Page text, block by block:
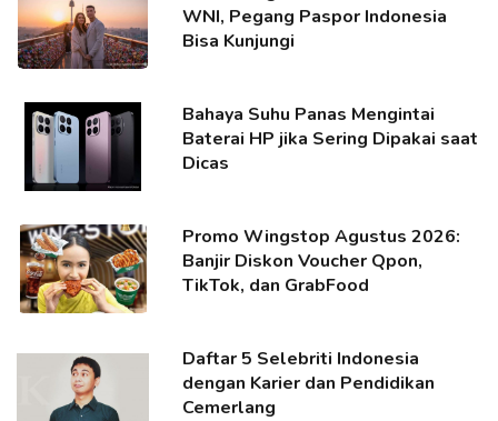
WNI, Pegang Paspor Indonesia
Bisa Kunjungi
Bahaya Suhu Panas Mengintai
Baterai HP jika Sering Dipakai saat
Dicas
Promo Wingstop Agustus 2026:
Banjir Diskon Voucher Qpon,
TikTok, dan GrabFood
Daftar 5 Selebriti Indonesia
dengan Karier dan Pendidikan
Cemerlang